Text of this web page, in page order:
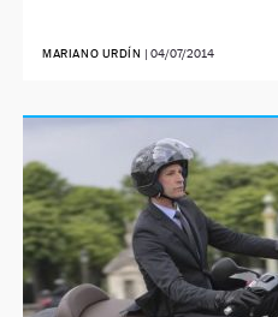
MARIANO URDÍN | 04/07/2014